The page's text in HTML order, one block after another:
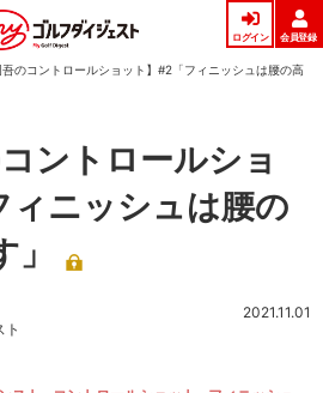
ログイン 会員登録
吾のコントロールショット】#2「フィニッシュは腰の高
コントロールショ
ィニッシュは腰の
2021.11.01